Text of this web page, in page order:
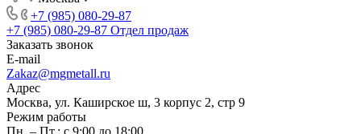
+7 (985) 080-29-87
+7 (985) 080-29-87 Отдел продаж
Заказать звонок
E-mail
Zakaz@mgmetall.ru
Адрес
Москва, ул. Каширское ш, 3 корпус 2, стр 9
Режим работы
Пн. – Пт.: с 9:00 до 18:00